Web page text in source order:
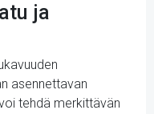
ja
asennettavan
tehdä merkittävän